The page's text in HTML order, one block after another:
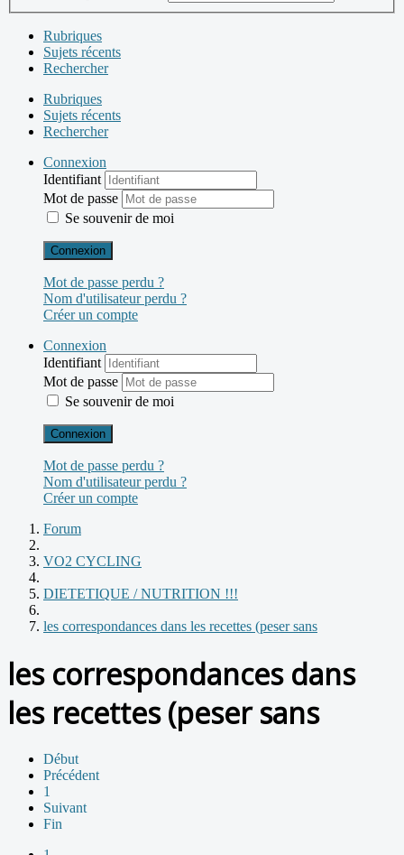
Rubriques
Sujets récents
Rechercher
Rubriques
Sujets récents
Rechercher
Connexion
Identifiant
Mot de passe
Se souvenir de moi
Connexion
Mot de passe perdu ?
Nom d'utilisateur perdu ?
Créer un compte
Connexion
Identifiant
Mot de passe
Se souvenir de moi
Connexion
Mot de passe perdu ?
Nom d'utilisateur perdu ?
Créer un compte
Forum
VO2 CYCLING
DIETETIQUE / NUTRITION !!!
les correspondances dans les recettes (peser sans
les correspondances dans
les recettes (peser sans
Début
Précédent
1
Suivant
Fin